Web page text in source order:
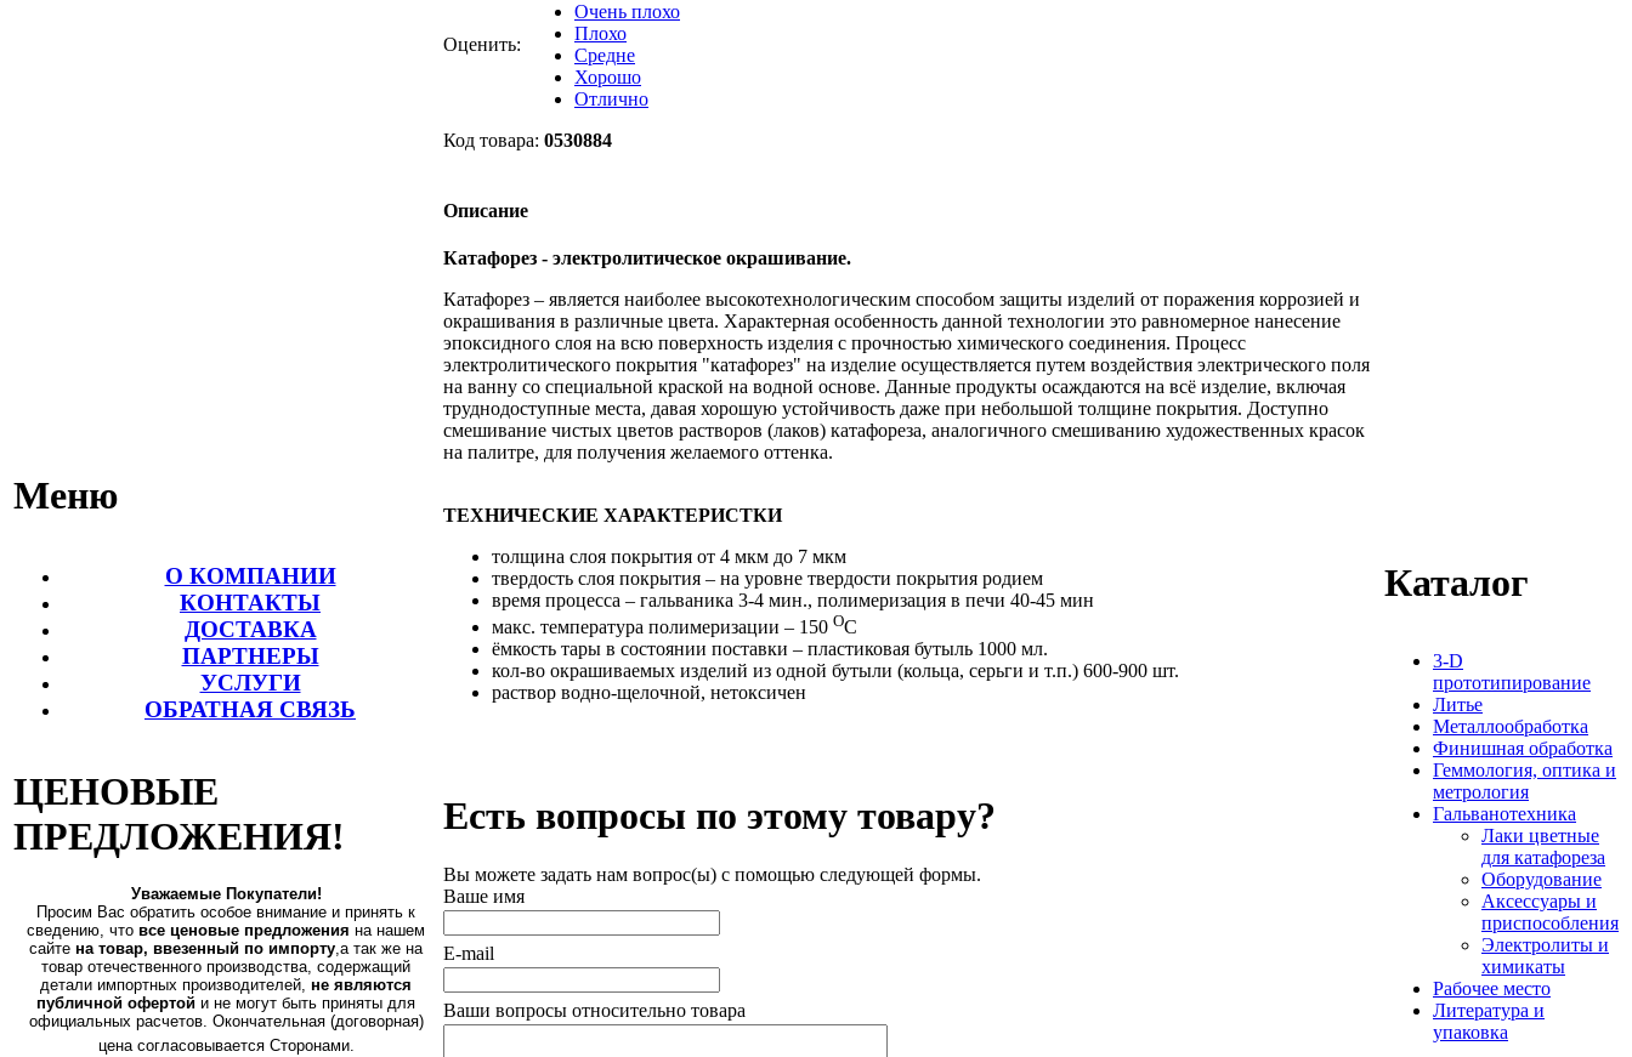
Меню
О КОМПАНИИ
КОНТАКТЫ
ДОСТАВКА
ПАРТНЕРЫ
УСЛУГИ
ОБРАТНАЯ СВЯЗЬ
ЦЕНОВЫЕ
ПРЕДЛОЖЕНИЯ!
Уважаемые Покупатели!
Просим Вас обратить особое внимание и принять к
сведению, что все ценовые предложения на нашем
сайте на товар, ввезенный по импорту,а так же на
товар отечественного производства, содержащий
детали импортных производителей, не являются
публичной офертой и не могут быть приняты для
официальных расчетов. Окончательная (договорная)
цена согласовывается Сторонами.
Оценить:
Очень плохо
Плохо
Средне
Хорошо
Отлично
Код товара: 0530884
Описание
Катафорез - электролитическое окрашивание.
Катафорез – является наиболее высокотехнологическим способом защиты изделий от поражения коррозией и
окрашивания в различные цвета. Характерная особенность данной технологии это равномерное нанесение
эпоксидного слоя на всю поверхность изделия с прочностью химического соединения. Процесс
электролитического покрытия "катафорез" на изделие осуществляется путем воздействия электрического поля
на ванну со специальной краской на водной основе. Данные продукты осаждаются на всё изделие, включая
труднодоступные места, давая хорошую устойчивость даже при небольшой толщине покрытия. Доступно
смешивание чистых цветов растворов (лаков) катафореза, аналогичного смешиванию художественных красок
на палитре, для получения желаемого оттенка.
ТЕХНИЧЕСКИЕ ХАРАКТЕРИСТКИ
толщина слоя покрытия от 4 мкм до 7 мкм
твердость слоя покрытия – на уровне твердости покрытия родием
время процесса – гальваника 3-4 мин., полимеризация в печи 40-45 мин
макс. температура полимеризации – 150 ОС
ёмкость тары в состоянии поставки – пластиковая бутыль 1000 мл.
кол-во окрашиваемых изделий из одной бутыли (кольца, серьги и т.п.) 600-900 шт.
раствор водно-щелочной, нетоксичен
Есть вопросы по этому товару?
Вы можете задать нам вопрос(ы) с помощью следующей формы.
Ваше имя
E-mail
Ваши вопросы относительно товара
Каталог
3-D
прототипирование
Литье
Металлообработка
Финишная обработка
Геммология, оптика и
метрология
Гальванотехника
Лаки цветные
для катафореза
Оборудование
Аксессуары и
приспособления
Электролиты и
химикаты
Рабочее место
Литература и
упаковка